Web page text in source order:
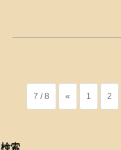
7 / 8 « 1 2
検索